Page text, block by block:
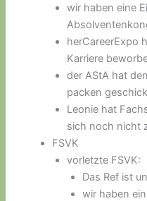
wir haben eine
herCareerExpo
Karriere
der AStA hat
packen
Leonie hat
sich noch nicht
FSVK
vorletzte FSVK:
Das Ref ist
wir haben